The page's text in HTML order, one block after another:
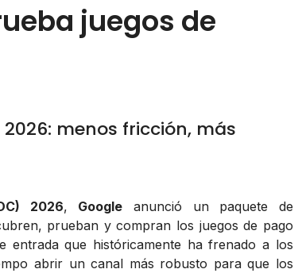
juegos de
menos fricción, más
2026, Google anunció un paquete de
prueban y compran los juegos de pago
entrada que históricamente ha frenado a los
abrir un canal más robusto para que los